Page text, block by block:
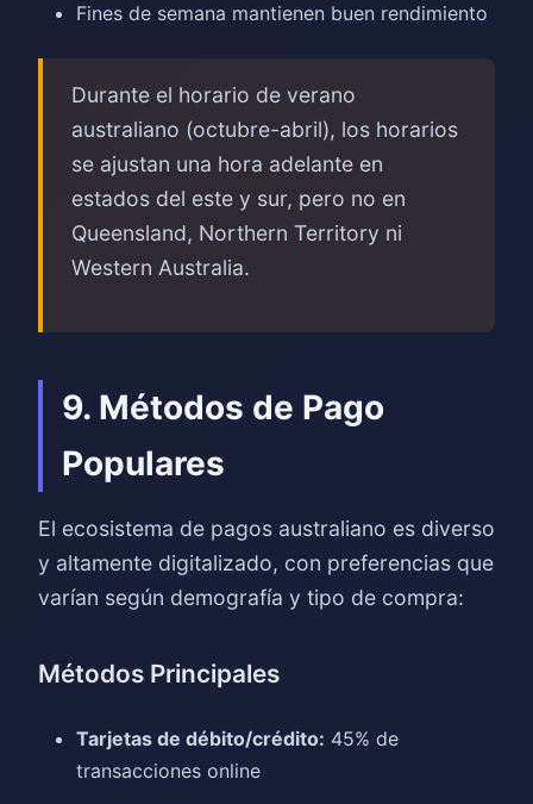
Fines de semana mantienen buen rendimiento
Durante el horario de verano
australiano (octubre-abril), los horarios
se ajustan una hora adelante en
estados del este y sur, pero no en
Queensland, Northern Territory ni
Western Australia.
9. Métodos de Pago
Populares
El ecosistema de pagos australiano es diverso
y altamente digitalizado, con preferencias que
varían según demografía y tipo de compra:
Métodos Principales
Tarjetas de débito/crédito: 45% de
transacciones online